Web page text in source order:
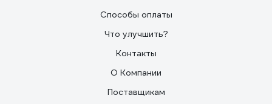
Способы оплаты
Что улучшить?
Контакты
О Компании
Поставщикам